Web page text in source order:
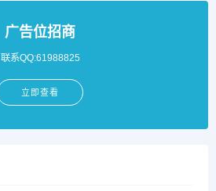
广告位招商
联系QQ:61988825
立即查看